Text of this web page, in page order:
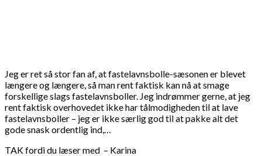
Jeg er ret så stor fan af, at fastelavnsbolle-sæsonen er blevet
længere og længere, så man rent faktisk kan nå at smage
forskellige slags fastelavnsboller. Jeg indrømmer gerne, at jeg
rent faktisk overhovedet ikke har tålmodigheden til at lave
fastelavnsboller – jeg er ikke særlig god til at pakke alt det
gode snask ordentlig ind,…
TAK fordi du læser med – Karina